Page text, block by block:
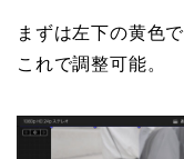
まずは左下の黄色
これで調整可能。